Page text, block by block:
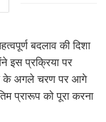
बदलाव की दिशा
इस प्रक्रिया पर
के अगले चरण पर आगे
प्रारूप को पूरा करना